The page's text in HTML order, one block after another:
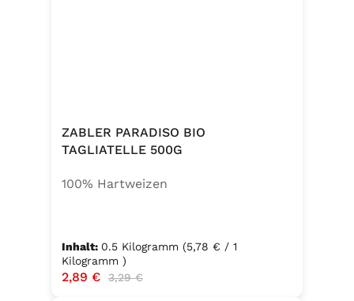
ZABLER PARADISO BIO
TAGLIATELLE 500G
100% Hartweizen
Inhalt: 0.5 Kilogramm (5,78 € / 1
Kilogramm )
Verkaufspreis:
2,89 € Regulärer Preis:
3,29 €